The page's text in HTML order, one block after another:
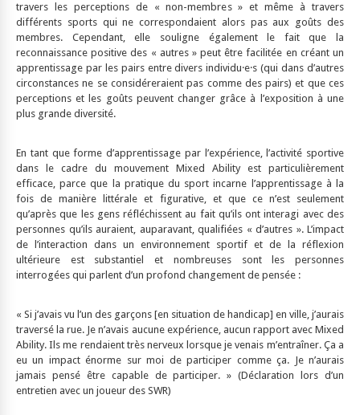
travers les perceptions de « non-membres » et même à travers
différents sports qui ne correspondaient alors pas aux goûts des
membres. Cependant, elle souligne également le fait que la
reconnaissance positive des « autres » peut être facilitée en créant un
apprentissage par les pairs entre divers individu·e·s (qui dans d’autres
circonstances ne se considéreraient pas comme des pairs) et que ces
perceptions et les goûts peuvent changer grâce à l’exposition à une
plus grande diversité.
En tant que forme d’apprentissage par l’expérience, l’activité sportive
dans le cadre du mouvement Mixed Ability est particulièrement
efficace, parce que la pratique du sport incarne l’apprentissage à la
fois de manière littérale et figurative, et que ce n’est seulement
qu’après que les gens réfléchissent au fait qu’ils ont interagi avec des
personnes qu’ils auraient, auparavant, qualifiées « d’autres ». L’impact
de l’interaction dans un environnement sportif et de la réflexion
ultérieure est substantiel et nombreuses sont les personnes
interrogées qui parlent d’un profond changement de pensée :
« Si j’avais vu l’un des garçons [en situation de handicap] en ville, j’aurais
traversé la rue. Je n’avais aucune expérience, aucun rapport avec Mixed
Ability. Ils me rendaient très nerveux lorsque je venais m’entraîner. Ça a
eu un impact énorme sur moi de participer comme ça. Je n’aurais
jamais pensé être capable de participer. » (Déclaration lors d’un
entretien avec un joueur des SWR)